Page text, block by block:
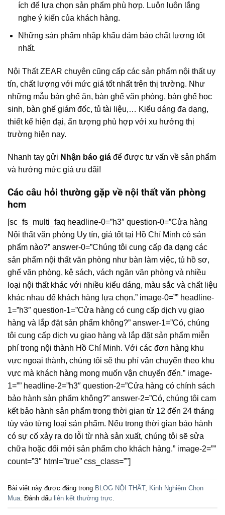
ích để lựa chọn sản phẩm phù hợp. Luôn luôn lắng
nghe ý kiến của khách hàng.
Những sản phẩm nhập khẩu đảm bảo chất lượng tốt
nhất.
Nội Thất ZEAR chuyên cũng cấp các sản phẩm nội thất uy
tín, chất lượng với mức giá tốt nhất trên thị trường. Như
những mẫu bàn ghế ăn, bàn ghế văn phòng, bàn ghế học
sinh, bàn ghế giám đốc, tủ tài liệu,… Kiểu dáng đa dạng,
thiết kế hiện đại, ấn tượng phù hợp với xu hướng thị
trường hiện nay.
Nhanh tay gửi Nhận báo giá để được tư vấn về sản phẩm
và hưởng mức giá ưu đãi!
Các câu hỏi thường gặp về nội thất văn phòng
hcm
[sc_fs_multi_faq headline-0=”h3″ question-0=”Cửa hàng
Nội thất văn phòng Uy tín, giá tốt tại Hồ Chí Minh có sản
phẩm nào?” answer-0=”Chúng tôi cung cấp đa dạng các
sản phẩm nội thất văn phòng như bàn làm việc, tủ hồ sơ,
ghế văn phòng, kệ sách, vách ngăn văn phòng và nhiều
loại nội thất khác với nhiều kiểu dáng, màu sắc và chất liệu
khác nhau để khách hàng lựa chọn.” image-0=”” headline-
1=”h3″ question-1=”Cửa hàng có cung cấp dịch vụ giao
hàng và lắp đặt sản phẩm không?” answer-1=”Có, chúng
tôi cung cấp dịch vụ giao hàng và lắp đặt sản phẩm miễn
phí trong nội thành Hồ Chí Minh. Với các đơn hàng khu
vực ngoại thành, chúng tôi sẽ thu phí vận chuyển theo khu
vực mà khách hàng mong muốn vận chuyển đến.” image-
1=”” headline-2=”h3″ question-2=”Cửa hàng có chính sách
bảo hành sản phẩm không?” answer-2=”Có, chúng tôi cam
kết bảo hành sản phẩm trong thời gian từ 12 đến 24 tháng
tùy vào từng loại sản phẩm. Nếu trong thời gian bảo hành
có sự cố xảy ra do lỗi từ nhà sản xuất, chúng tôi sẽ sửa
chữa hoặc đổi mới sản phẩm cho khách hàng.” image-2=””
count=”3″ html=”true” css_class=””]
Bài viết này được đăng trong BLOG NỘI THẤT, Kinh Nghiệm Chọn
Mua. Đánh dấu liên kết thường trực.